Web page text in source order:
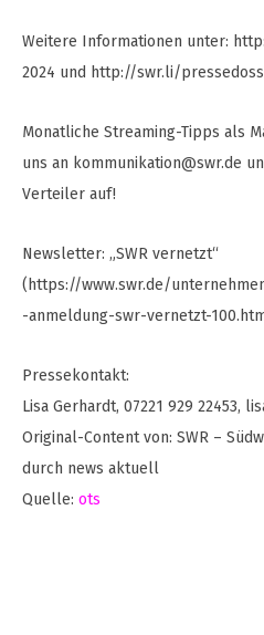
Weitere Informationen unter:
2024 und http://swr.li/
Monatliche Streaming-Tipps als
uns an kommunikation@swr.de
Verteiler auf!
Newsletter: „SWR vernetzt“
(https://www.swr.de/
-anmeldung-swr-vernetzt-
Pressekontakt:
Lisa Gerhardt, 07221 929 22453,
Original-Content von: SWR –
durch news aktuell
Quelle: ots